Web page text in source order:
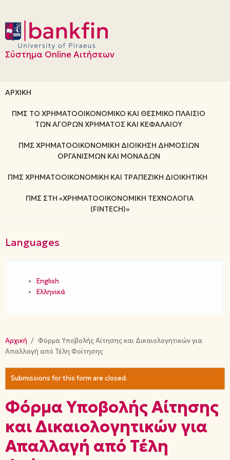
Σύστημα Online Αιτήσεων
ΑΡΧΙΚΉ
ΠΜΣ ΤΟ ΧΡΗΜΑΤΟΟΙΚΟΝΟΜΙΚΌ ΚΑΙ ΘΕΣΜΙΚΌ ΠΛΑΊΣΙΟ
ΤΩΝ ΑΓΟΡΏΝ ΧΡΉΜΑΤΟΣ ΚΑΙ ΚΕΦΑΛΑΊΟΥ
ΠΜΣ ΧΡΗΜΑΤΟΟΙΚΟΝΟΜΙΚΉ ΔΙΟΊΚΗΣΗ ΔΗΜΌΣΙΩΝ
ΟΡΓΑΝΙΣΜΏΝ ΚΑΙ ΜΟΝΆΔΩΝ
ΠΜΣ ΧΡΗΜΑΤΟΟΙΚΟΝΟΜΙΚΉ ΚΑΙ ΤΡΑΠΕΖΙΚΉ ΔΙΟΙΚΗΤΙΚΉ
ΠΜΣ ΣΤΗ «ΧΡΗΜΑΤΟΟΙΚΟΝΟΜΙΚΉ ΤΕΧΝΟΛΟΓΊΑ
(FINTECH)»
Languages
English
Ελληνικά
Αρχική / Φόρμα Υποβολής Αίτησης και Δικαιολογητικών για
Απαλλαγή από Τέλη Φοίτησης
Warning message
Submissions for this form are closed.
Φόρμα Υποβολής Αίτησης
και Δικαιολογητικών για
Απαλλαγή από Τέλη